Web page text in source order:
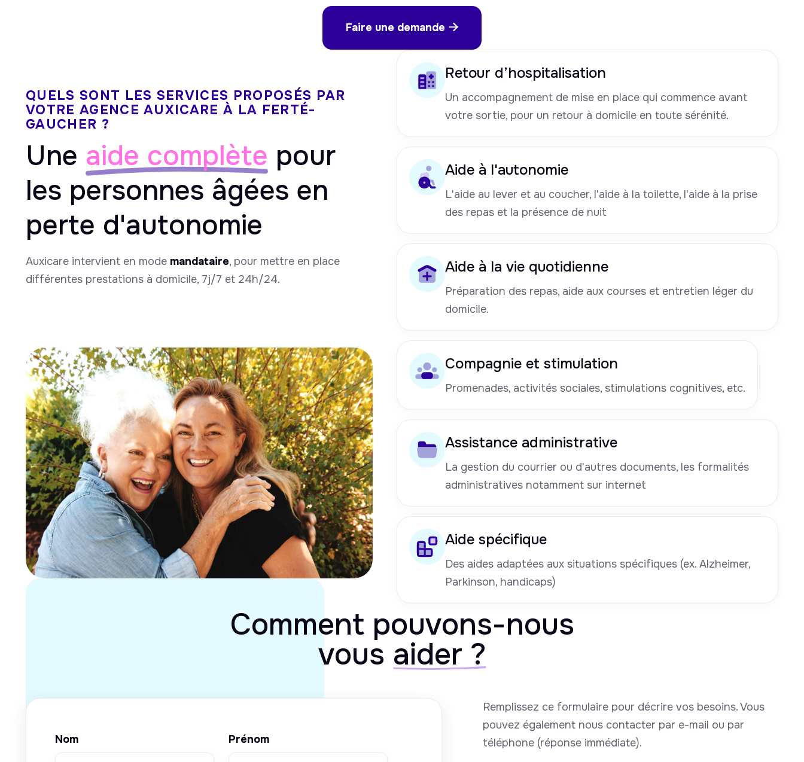
Faire une demande 
QUELS SONT LES SERVICES PROPOSÉS PAR
VOTRE AGENCE AUXICARE À LA FERTÉ-
GAUCHER ?
Une aide complète pour
les personnes âgées en
perte d'autonomie
Auxicare intervient en mode mandataire, pour mettre en place
différentes prestations à domicile, 7j/7 et 24h/24.
Retour d’hospitalisation
Un accompagnement de mise en place qui commence avant
votre sortie, pour un retour à domicile en toute sérénité.
Aide à l'autonomie
L'aide au lever et au coucher, l'aide à la toilette, l'aide à la prise
des repas et la présence de nuit
Aide à la vie quotidienne
Préparation des repas, aide aux courses et entretien léger du
domicile.
Compagnie et stimulation
Promenades, activités sociales, stimulations cognitives, etc.
Assistance administrative
La gestion du courrier ou d'autres documents, les formalités
administratives notamment sur internet
Aide spécifique
Des aides adaptées aux situations spécifiques (ex. Alzheimer,
Parkinson, handicaps)
Comment pouvons-nous
vous aider ?
Nom Prénom
Remplissez ce formulaire pour décrire vos besoins. Vous
pouvez également nous contacter par e-mail ou par
téléphone (réponse immédiate).